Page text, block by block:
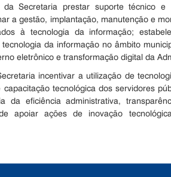
da Secretaria prestar suporte técnico
a gestão, implantação, manutenção e
à tecnologia da informação;
da informação no âmbito
eletrônico e transformação digital da
incentivar a utilização de
tecnológica dos servidores
da eficiência administrativa,
apoiar ações de inovação